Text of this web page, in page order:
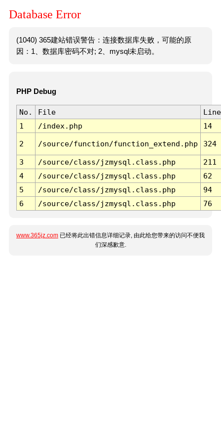
Database Error
(1040) 365建站错误警告：连接数据库失败，可能的原
因：1、数据库密码不对; 2、mysql未启动。
PHP Debug
No. File
Line
1
/index.php 14
2 /source/function/function_extend.php 324
3 /source/class/jzmysql.class.php
211
4
/source/class/jzmysql.class.php
62
5
/source/class/jzmysql.class.php
94
6
/source/class/jzmysql.class.php 76
www.365jz.com 已经将此出错信息详细记录, 由此给您带来的访问不便我
们深感歉意.